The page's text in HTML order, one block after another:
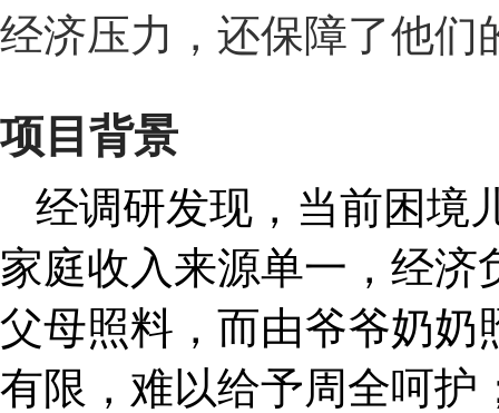
经济压力，还保障了他们
项目背景
经调研发现，当前困境
家庭收入来源单一，经
父母照料，而由爷爷奶奶
有限，难以给予周全呵护